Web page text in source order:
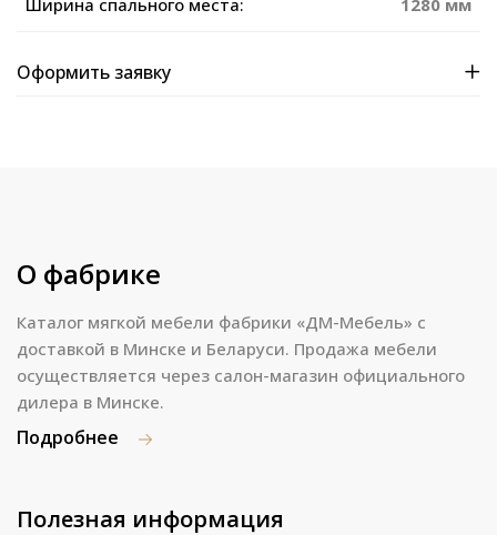
Ширина спального места: 1280 мм
Оформить заявку
О фабрике
Каталог мягкой мебели фабрики «ДМ-Мебель» с
доставкой в Минске и Беларуси. Продажа мебели
осуществляется через салон-магазин официального
дилера в Минске.
Подробнее
Полезная информация